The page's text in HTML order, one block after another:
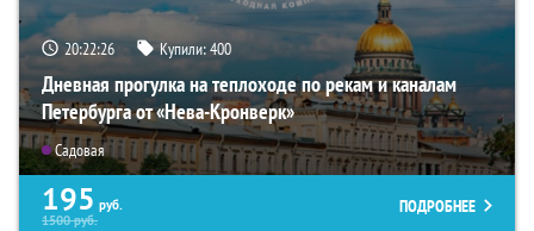
20:22:24 Купили:400
Дневная прогулка на теплоходе по рекам и каналам
Петербурга от «Нева-Кронверк»
Садовая
195 руб.
1500руб.
ПОДРОБНЕЕ